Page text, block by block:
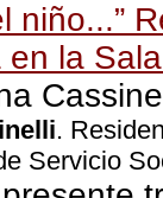
niño...”
en la
.
Servicio